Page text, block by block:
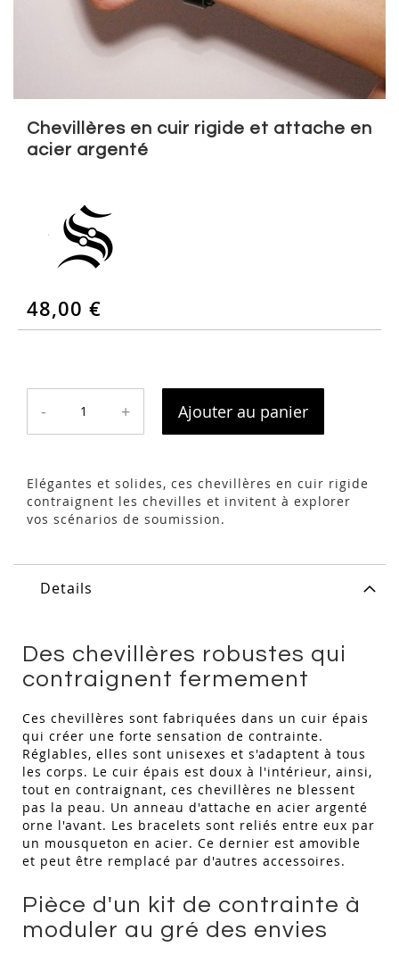
the
beginning
gallery
Chevillères en cuir rigide et attache en
acier argenté
48,00 €
- + Ajouter au panier
Elégantes et solides, ces chevillères en cuir rigide
contraignent les chevilles et invitent à explorer
vos scénarios de soumission.
Details
Des chevillères robustes qui
contraignent fermement
Ces chevillères sont fabriquées dans un cuir épais
qui créer une forte sensation de contrainte.
Réglables, elles sont unisexes et s'adaptent à tous
les corps. Le cuir épais est doux à l'intérieur, ainsi,
tout en contraignant, ces chevillères ne blessent
pas la peau. Un anneau d'attache en acier argenté
orne l'avant. Les bracelets sont reliés entre eux par
un mousqueton en acier. Ce dernier est amovible
et peut être remplacé par d'autres accessoires.
Pièce d'un kit de contrainte à
moduler au gré des envies